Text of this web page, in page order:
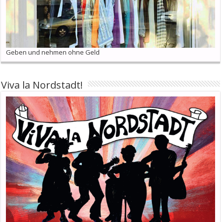
Geben und nehmen ohne Geld
Viva la Nordstadt!